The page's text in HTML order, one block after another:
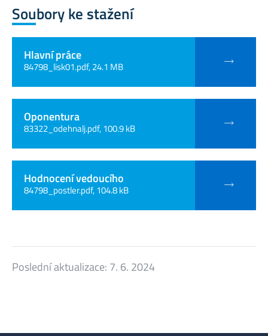
Soubory ke stažení
Hlavní práce
84798_lisk01.pdf, 24.1 MB
Oponentura
83322_odehnalj.pdf, 100.9 kB
Hodnocení vedoucího
84798_postler.pdf, 104.8 kB
Poslední aktualizace: 7. 6. 2024